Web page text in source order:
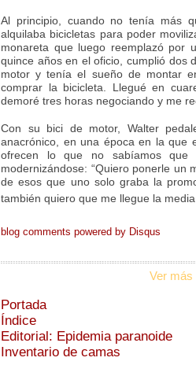
Al principio, cuando no tenía más
alquilaba bicicletas para poder
monareta que luego reemplazó por
quince años en el oficio, cumplió dos
motor y tenía el sueño de montar
comprar la bicicleta. Llegué en
demoré tres horas negociando y me
Con su bici de motor, Walter
anacrónico, en una época en la que
ofrecen lo que no sabíamos que
modernizándose: “Quiero ponerle un
de esos que uno solo graba la
también quiero que me llegue la
blog comments powered by Disqus
Ver más
Portada
Índice
Editorial: Epidemia paranoide
Inventario de camas